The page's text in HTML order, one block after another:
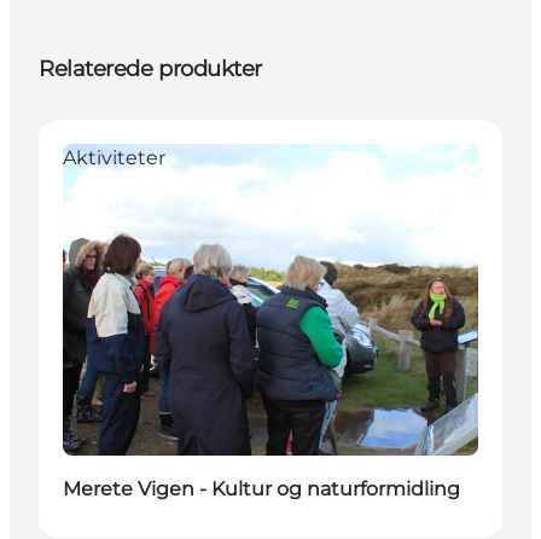
Relaterede produkter
Aktiviteter
Merete Vigen - Kultur og naturformidling